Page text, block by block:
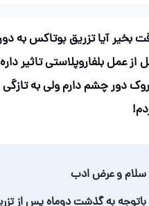
بخیر آیا تزریق بوتاکس به
از عمل بلفاروپلاستی تاثیر
دور چشم دارم ولی به
سلام و عرض ادب